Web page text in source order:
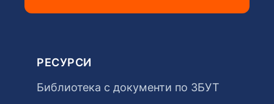
РЕСУРСИ
Библиотека с документи по ЗБУТ